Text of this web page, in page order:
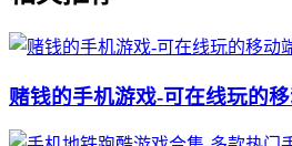
赌钱的手机游戏-可在线玩的